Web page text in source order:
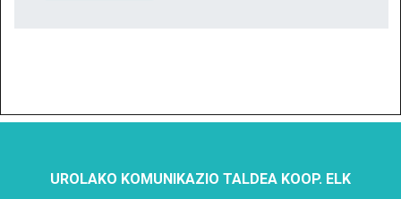
UROLAKO KOMUNIKAZIO TALDEA KOOP. ELK